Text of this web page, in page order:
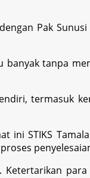
Pak
tanpa
termasuk
STIKS